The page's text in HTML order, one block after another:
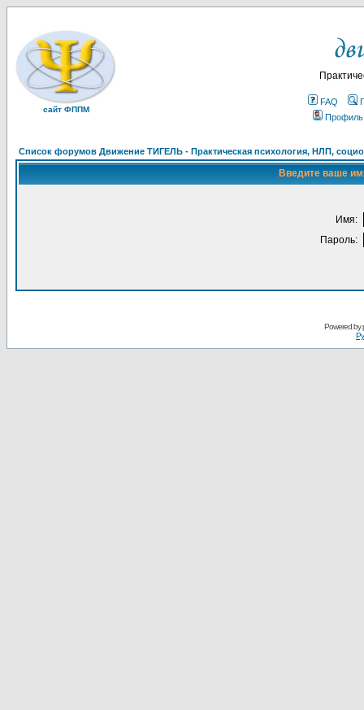
сайт ФППМ
FAQ
Профиль
Список форумов Движение ТИГЕЛЬ - Практическая психология, НЛП,
Введите ваше
Имя:
Пароль:
Powered by